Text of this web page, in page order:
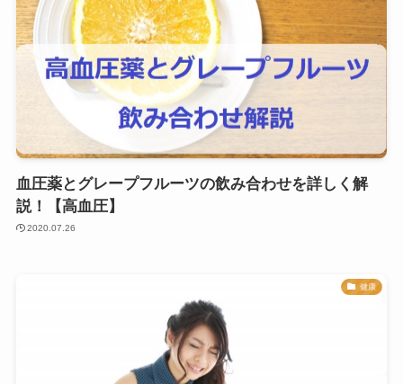
血圧薬とグレープフルーツの飲み合わせを詳しく解
説！【高血圧】
2020.07.26
健康